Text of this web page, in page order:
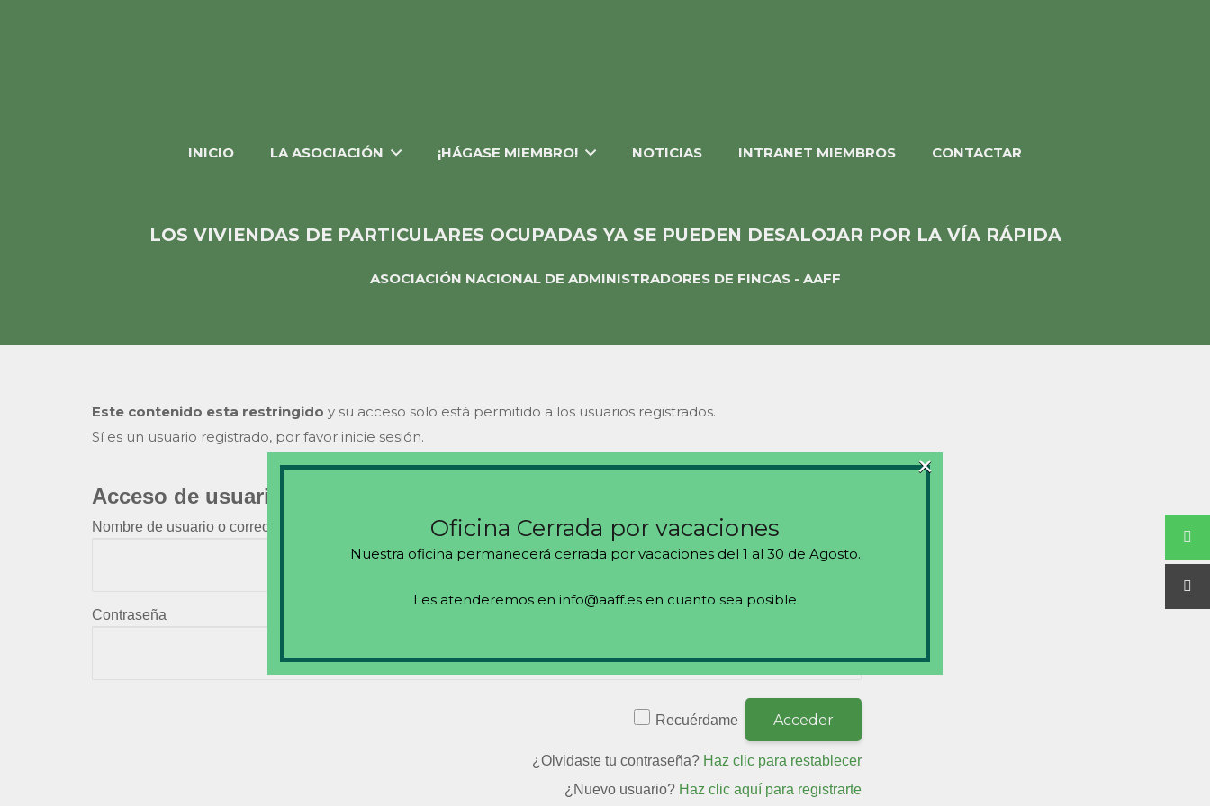
INICIO LA ASOCIACIÓN ¡HÁGASE MIEMBRO! NOTICIAS INTRANET MIEMBROS CONTACTAR
LOS VIVIENDAS DE PARTICULARES OCUPADAS YA SE PUEDEN DESALOJAR POR LA VÍA RÁPIDA
ASOCIACIÓN NACIONAL DE ADMINISTRADORES DE FINCAS - AAFF
Este contenido esta restringido y su acceso solo está permitido a los usuarios registrados.
Sí es un usuario registrado, por favor inicie sesión.
Acceso de usuarios existentes
Nombre de usuario o correo electrónico
Contraseña
Recuérdame
¿Olvidaste tu contraseña? Haz clic para restablecer
¿Nuevo usuario? Haz clic aquí para registrarte
Oficina Cerrada por vacaciones
Nuestra oficina permanecerá cerrada por vacaciones del 1 al 30 de Agosto.
Les atenderemos en info@aaff.es en cuanto sea posible
×